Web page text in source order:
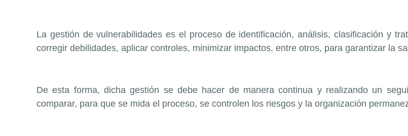
La gestión de vulnerabilidades es el proceso de identificación, análisis, clasificación y
corregir debilidades, aplicar controles, minimizar impactos, entre otros, para garantizar la
De esta forma, dicha gestión se debe hacer de manera continua y realizando un
comparar, para que se mida el proceso, se controlen los riesgos y la organización